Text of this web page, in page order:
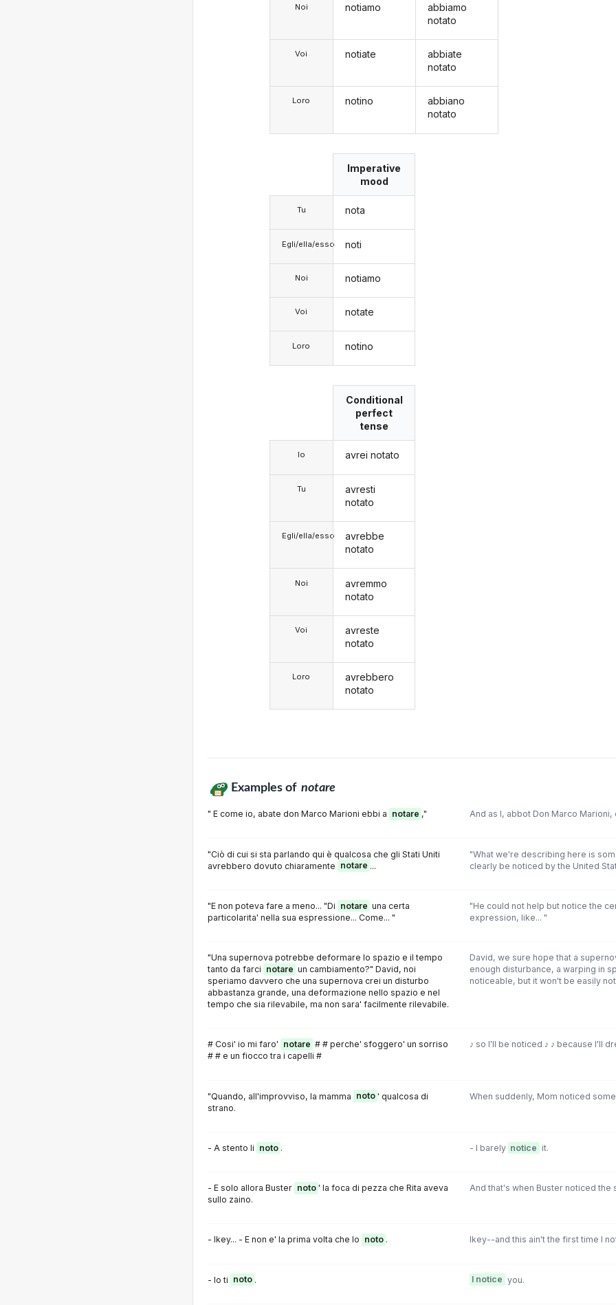
Noi
Voi
Loro
notiamo
notiate
notino
abbiamo
notato
abbiate
notato
abbiano
notato
Tu
Egli/ella/esso
Noi
Voi
Loro
Imperative
mood
nota
noti
notiamo
notate
notino
Io
Tu
Egli/ella/esso
Noi
Voi
Loro
Conditional
perfect
tense
avrei notato
avresti
notato
avrebbe
notato
avremmo
notato
avreste
notato
avrebbero
notato
Examples of notare
" E come io, abate don Marco Marioni ebbi a notare ," And as I, abbot Don Marco Marioni,
"Ciò di cui si sta parlando qui è qualcosa che gli Stati Uniti
avrebbero dovuto chiaramente notare ...
"What we're describing here is
clearly be noticed by the United
"E non poteva fare a meno... "Di notare una certa
particolarita' nella sua espressione... Come... "
"He could not help but notice the
expression, like... "
"Una supernova potrebbe deformare lo spazio e il tempo
tanto da farci notare un cambiamento?" David, noi
speriamo davvero che una supernova crei un disturbo
abbastanza grande, una deformazione nello spazio e nel
tempo che sia rilevabile, ma non sara' facilmente rilevabile.
David, we sure hope that a
enough disturbance, a warping in
noticeable, but it won't be easily
# Cosi' io mi faro' notare # # perche' sfoggero' un sorriso
# # e un fiocco tra i capelli #
♪ so I'll be noticed ♪ ♪ because I'll
"Quando, all'improvviso, la mamma noto ' qualcosa di
strano.
When suddenly, Mom noticed
- A stento li noto . - I barely notice it.
- E solo allora Buster noto ' la foca di pezza che Rita aveva
sullo zaino.
And that's when Buster noticed the
- Ikey... - E non e' la prima volta che lo noto . Ikey--and this ain't the first time I
- Io ti noto . I notice you.